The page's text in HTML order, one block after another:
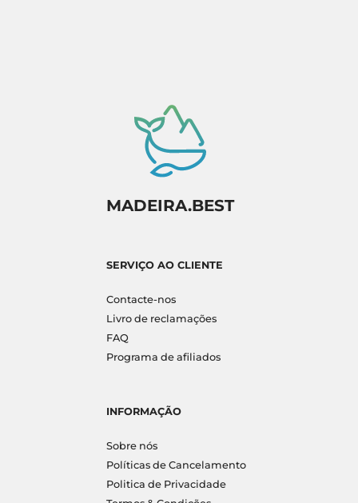
MADEIRA.BEST
SERVIÇO AO CLIENTE
Contacte-nos
Livro de reclamações
FAQ
Programa de afiliados
INFORMAÇÃO
Sobre nós
Políticas de Cancelamento
Politica de Privacidade